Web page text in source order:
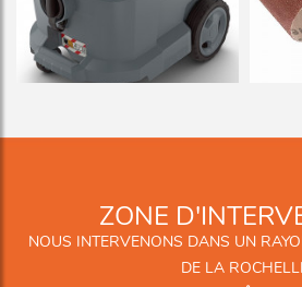
ZONE
NOUS INTERVENONS DANS UN
DE LA